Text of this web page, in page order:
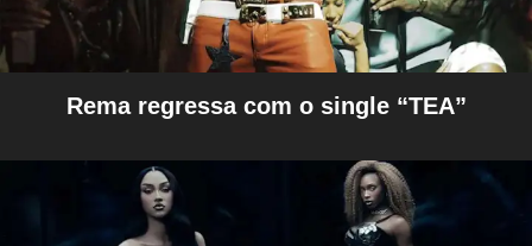
Rema regressa com o single “TEA”